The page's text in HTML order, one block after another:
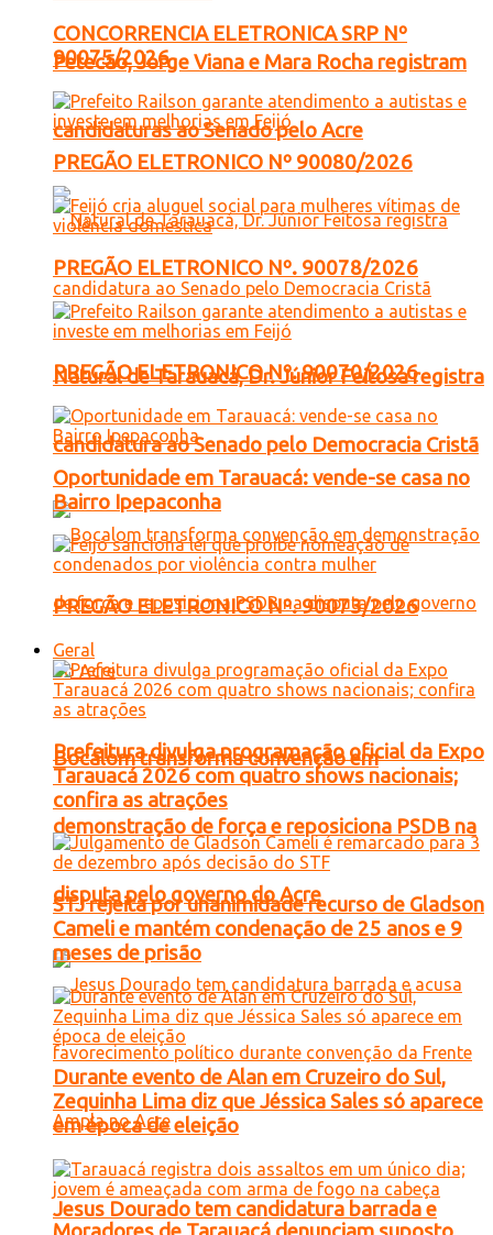
Petecão, Jorge Viana e Mara Rocha registram
candidaturas ao Senado pelo Acre
Natural de Tarauacá, Dr. Júnior Feitosa registra
candidatura ao Senado pelo Democracia Cristã
Bocalom transforma convenção em
demonstração de força e reposiciona PSDB na
disputa pelo governo do Acre
Jesus Dourado tem candidatura barrada e
CONCORRENCIA ELETRONICA SRP Nº
90075/2026
PREGÃO ELETRONICO Nº 90080/2026
PREGÃO ELETRONICO Nº. 90078/2026
PREGÃO ELETRONICO Nº. 90070/2026
Oportunidade em Tarauacá: vende-se casa no
Bairro Ipepaconha
PREGÃO ELETRONICO Nº. 90073/2026
Geral
Prefeitura divulga programação oficial da Expo
Tarauacá 2026 com quatro shows nacionais;
confira as atrações
STJ rejeita por unanimidade recurso de Gladson
Cameli e mantém condenação de 25 anos e 9
meses de prisão
Durante evento de Alan em Cruzeiro do Sul,
Zequinha Lima diz que Jéssica Sales só aparece
em época de eleição